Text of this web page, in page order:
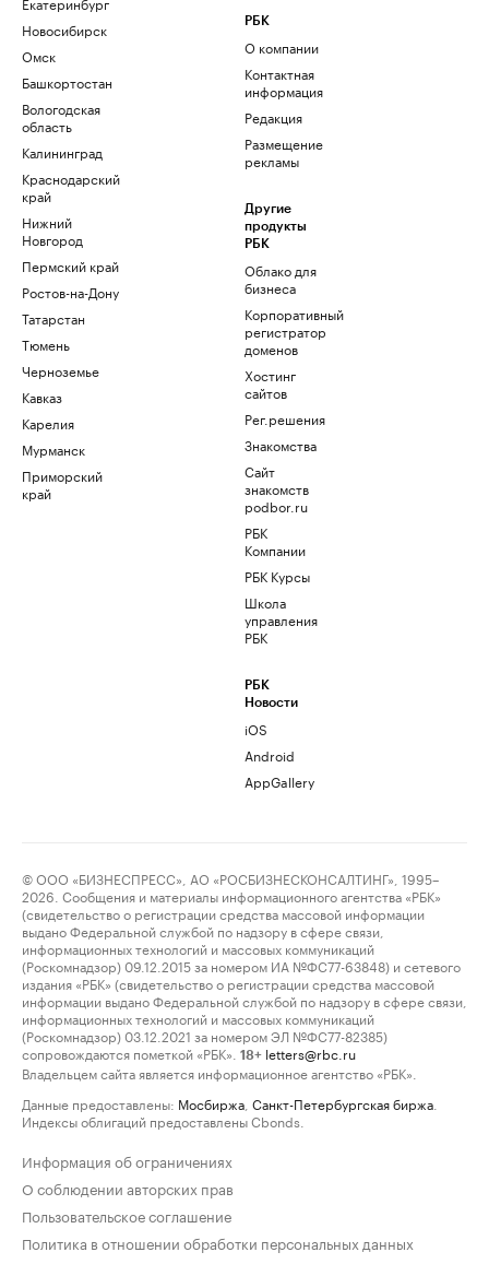
Новосибирск
Омск
Башкортостан
Вологодская
область
Калининград
Краснодарский
край
Нижний
Новгород
Пермский край
Ростов-на-Дону
Татарстан
Тюмень
Черноземье
Кавказ
Карелия
Мурманск
Приморский
край
РБК
О компании
Контактная
информация
Редакция
Размещение
рекламы
Другие
продукты
РБК
Облако для
бизнеса
Корпоративный
регистратор
доменов
Хостинг
сайтов
Рег.решения
Знакомства
Сайт
знакомств
podbor.ru
РБК
Компании
РБК Курсы
Школа
управления
РБК
РБК
Новости
iOS
Android
AppGallery
© ООО «БИЗНЕСПРЕСС», АО «РОСБИЗНЕСКОНСАЛТИНГ», 1995–
2026. Сообщения и материалы информационного агентства «РБК»
(свидетельство о регистрации средства массовой информации
выдано Федеральной службой по надзору в сфере связи,
информационных технологий и массовых коммуникаций
(Роскомнадзор) 09.12.2015 за номером ИА №ФС77-63848) и сетевого
издания «РБК» (свидетельство о регистрации средства массовой
информации выдано Федеральной службой по надзору в сфере связи,
информационных технологий и массовых коммуникаций
(Роскомнадзор) 03.12.2021 за номером ЭЛ №ФС77-82385)
сопровождаются пометкой «РБК».
18+ letters@rbc.ru
Владельцем сайта является информационное агентство «РБК».
Данные предоставлены: Мосбиржа Санкт-Петербургская биржа
Индексы облигаций предоставлены Cbonds.
Информация об ограничениях
О соблюдении авторских прав
Пользовательское соглашение
Политика в отношении обработки персональных данных